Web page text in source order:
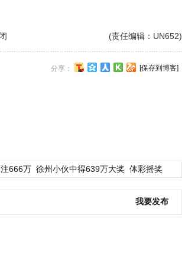
(责任编辑：UN652)
分享： [保存到博客]
666万 徐州小伙中得639万大奖 体彩摇奖
我要发布